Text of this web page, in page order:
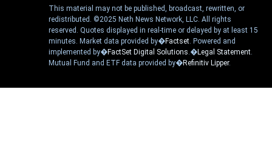
This material may not be published, broadcast, rewritten, or
redistributed. ©2025 Neth News Network, LLC. All rights
reserved. Quotes displayed in real-time or delayed by at least 15
minutes. Market data provided by�Factset. Powered and
implemented by�FactSet Digital Solutions.�Legal Statement.
Mutual Fund and ETF data provided by�Refinitiv Lipper.